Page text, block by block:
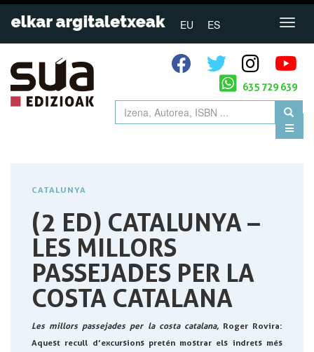
EU ES
635 729 639
CATALUNYA
(2 ED) CATALUNYA –
LES MILLORS
PASSEJADES PER LA
COSTA CATALANA
Les millors passejades per la costa catalana,Roger Rovira:
Aquest recull d’excursions pretén mostrar els indrets més